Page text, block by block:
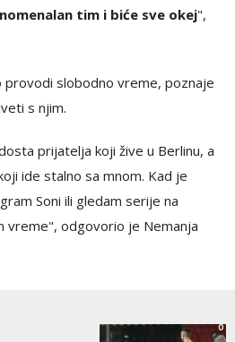
tim i biće sve okej",
provodi slobodno vreme, poznaje
s njim.
prijatelja koji žive u Berlinu, a
ide stalno sa mnom. Kad je
Soni ili gledam serije na
vreme", odgovorio je Nemanja
0